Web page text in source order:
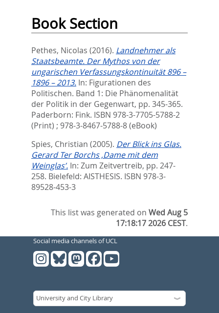
Book Section
Pethes, Nicolas (2016). Landnehmer als
Staatsbeamte. Der Mythos von der
ungarischen Verfassungskontinuität 896 –
1896 – 2013. In: Figurationen des
Politischen. Band 1: Die Phänomenalität
der Politik in der Gegenwart, pp. 345-365.
Paderborn: Fink. ISBN 978-3-7705-5788-2
(Print) ; 978-3-8467-5788-8 (eBook)
Spies, Christian (2005). Der Blick ins Glas.
Gerard Ter Borchs ‚Dame mit dem
Weinglas’. In: Zum Zeitvertreib, pp. 247-
258. Bielefeld: AISTHESIS. ISBN 978-3-
89528-453-3
This list was generated onWed Aug 5
17:18:17 2026 CEST.
Social media channels of UCL